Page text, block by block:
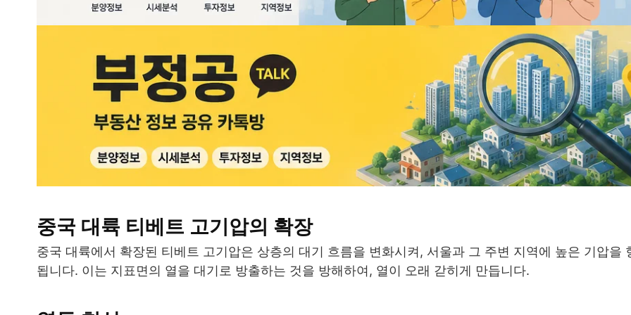
중국 대륙 티베트 고기압의 확장
중국 대륙에서 확장된 티베트 고기압은 상층의 대기 흐름을 변화시켜, 서울과 그 주변 지역에 높은 기압을
됩니다. 이는 지표면의 열을 대기로 방출하는 것을 방해하여, 열이 오래 갇히게 만듭니다.